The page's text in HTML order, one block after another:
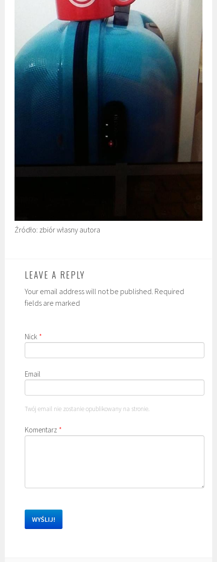
Źródło: zbiór własny autora
LEAVE A REPLY
Your email address will not be published. Required
fields are marked
Nick *
Email
Twój email nie zostanie opublikowany na stronie.
Komentarz *